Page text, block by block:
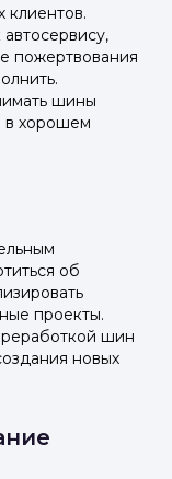
клиентов.
пожертвования
шины
в хорошем
об
проекты.
шин
новых